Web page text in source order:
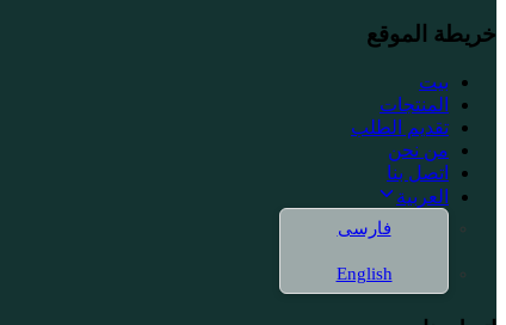
خريطة الموقع
بيت
المنتجات
تقديم الطلب
من نحن
اتصل بنا
العربية
فارسی
English